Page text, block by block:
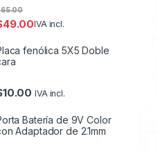
49.00
65.00
IVA incl.
fenólica 5X5 Doble
10.00 IVA incl.
Batería de 9V Color
Adaptador de 2.1mm